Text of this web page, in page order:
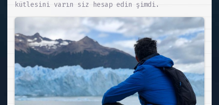
kütlesini varın siz hesap edin şimdi.